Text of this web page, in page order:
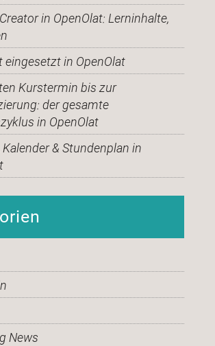
in OpenOlat: Lerninhalte,
eingesetzt in OpenOlat
Kurstermin bis zur
der gesamte
in OpenOlat
Kalender & Stundenplan in
News